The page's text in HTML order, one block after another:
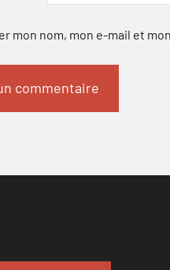
mon nom, mon e-mail et